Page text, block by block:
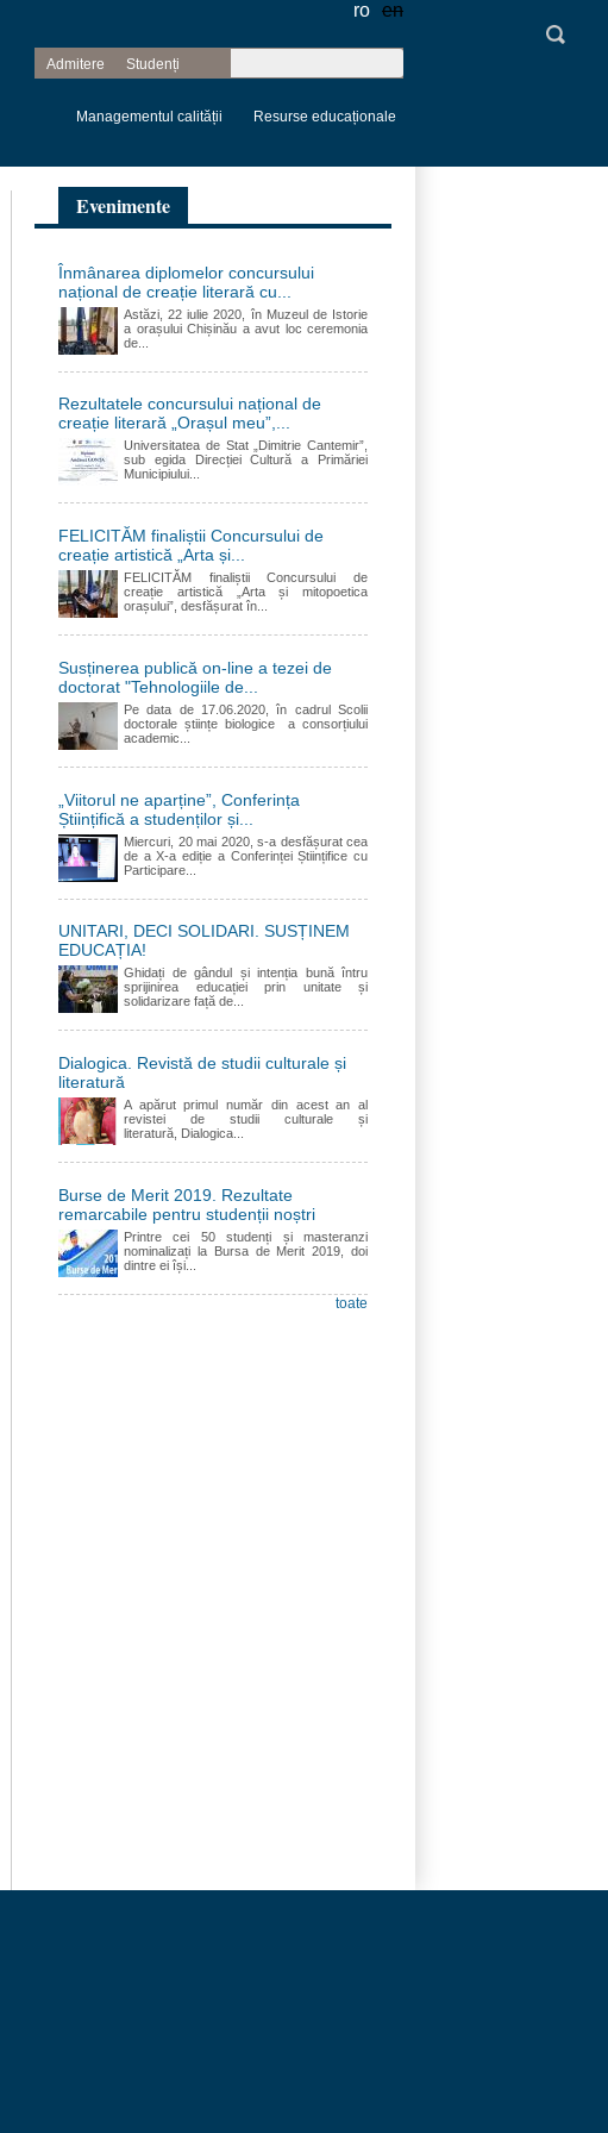
ro en
Admitere Studenți
Formular de
căutare
Managementul calității Resurse educaționale
Evenimente
Înmânarea diplomelor concursului
național de creație literară cu...
Astăzi, 22 iulie 2020, în Muzeul de Istorie
a orașului Chișinău a avut loc ceremonia
de...
Rezultatele concursului național de
creație literară „Orașul meu”,...
Universitatea de Stat „Dimitrie Cantemir”,
sub egida Direcției Cultură a Primăriei
Municipiului...
FELICITĂM finaliștii Concursului de
creație artistică „Arta și...
FELICITĂM finaliștii Concursului de
creație artistică „Arta și mitopoetica
orașului”, desfășurat în...
Susținerea publică on-line a tezei de
doctorat "Tehnologiile de...
Pe data de 17.06.2020, în cadrul Scolii
doctorale științe biologice a consorțiului
academic...
„Viitorul ne aparține”, Conferința
Științifică a studenților și...
Miercuri, 20 mai 2020, s-a desfășurat cea
de a X-a ediție a Conferinței Științifice cu
Participare...
UNITARI, DECI SOLIDARI. SUSȚINEM
EDUCAȚIA!
Ghidați de gândul și intenția bună întru
sprijinirea educației prin unitate și
solidarizare față de...
Dialogica. Revistă de studii culturale și
literatură
A apărut primul număr din acest an al
revistei de studii culturale și
literatură, Dialogica...
Burse de Merit 2019. Rezultate
remarcabile pentru studenții noștri
Printre cei 50 studenți și masteranzi
nominalizați la Bursa de Merit 2019, doi
dintre ei își...
toate